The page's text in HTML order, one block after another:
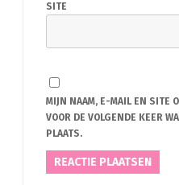
SITE
MIJN NAAM, E-MAIL EN SITE
VOOR DE VOLGENDE KEER
PLAATS.